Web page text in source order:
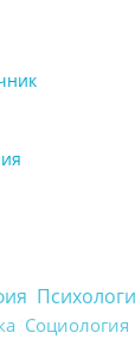
Социология